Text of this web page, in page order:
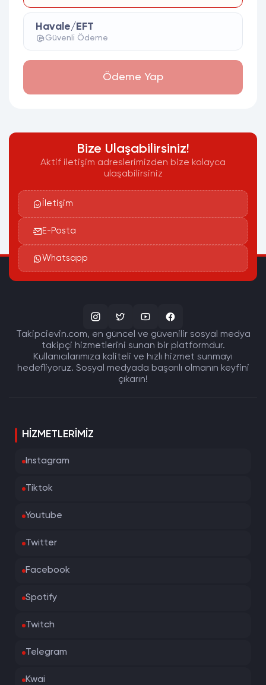
Havale/EFT
Güvenli Ödeme
Ödeme Yap
Bize Ulaşabilirsiniz!
Aktif iletişim adreslerimizden bize kolayca
ulaşabilirsiniz
İletişim
E-Posta
Whatsapp
Takipcievin.com, en güncel ve güvenilir sosyal medya
takipçi hizmetlerini sunan bir platformdur.
Kullanıcılarımıza kaliteli ve hızlı hizmet sunmayı
hedefliyoruz. Sosyal medyada başarılı olmanın keyfini
çıkarın!
HIZMETLERIMIZ
Instagram
Tiktok
Youtube
Twitter
Facebook
Spotify
Twitch
Telegram
Kwai